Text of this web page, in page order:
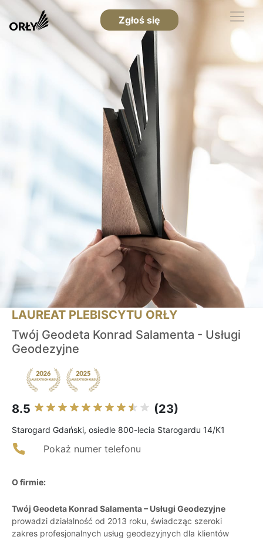
Zgłoś się
LAUREAT PLEBISCYTU ORŁY
Twój Geodeta Konrad Salamenta - Usługi
Geodezyjne
8.5 (23)
Starogard Gdański, osiedle 800-lecia Starogardu 14/K1
Pokaż numer telefonu
O firmie:
Twój Geodeta Konrad Salamenta – Usługi Geodezyjne
prowadzi działalność od 2013 roku, świadcząc szeroki
zakres profesjonalnych usług geodezyjnych dla klientów